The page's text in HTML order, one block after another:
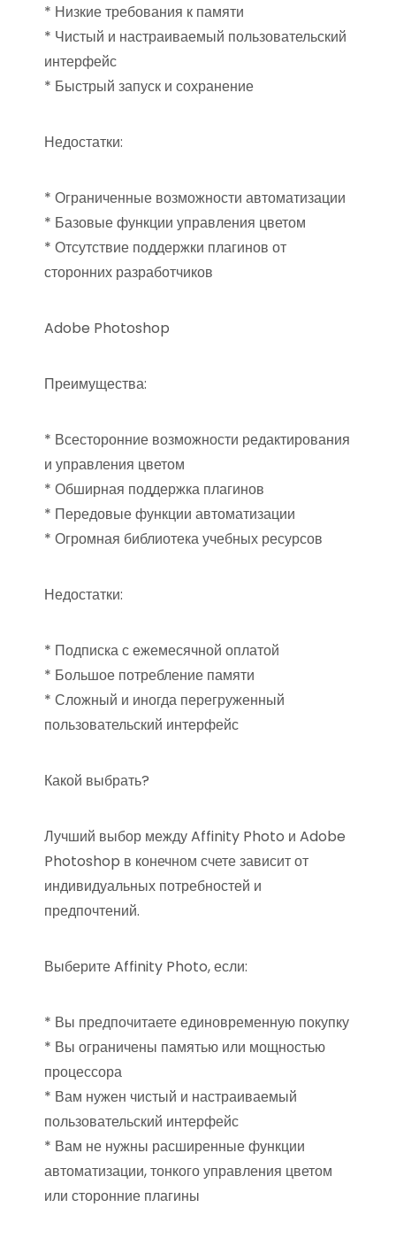
* Низкие требования к памяти
* Чистый и настраиваемый пользовательский
интерфейс
* Быстрый запуск и сохранение
Недостатки:
* Ограниченные возможности автоматизации
* Базовые функции управления цветом
* Отсутствие поддержки плагинов от
сторонних разработчиков
Adobe Photoshop
Преимущества:
* Всесторонние возможности редактирования
и управления цветом
* Обширная поддержка плагинов
* Передовые функции автоматизации
* Огромная библиотека учебных ресурсов
Недостатки:
* Подписка с ежемесячной оплатой
* Большое потребление памяти
* Сложный и иногда перегруженный
пользовательский интерфейс
Какой выбрать?
Лучший выбор между Affinity Photo и Adobe
Photoshop в конечном счете зависит от
индивидуальных потребностей и
предпочтений.
Выберите Affinity Photo, если:
* Вы предпочитаете единовременную покупку
* Вы ограничены памятью или мощностью
процессора
* Вам нужен чистый и настраиваемый
пользовательский интерфейс
* Вам не нужны расширенные функции
автоматизации, тонкого управления цветом
или сторонние плагины